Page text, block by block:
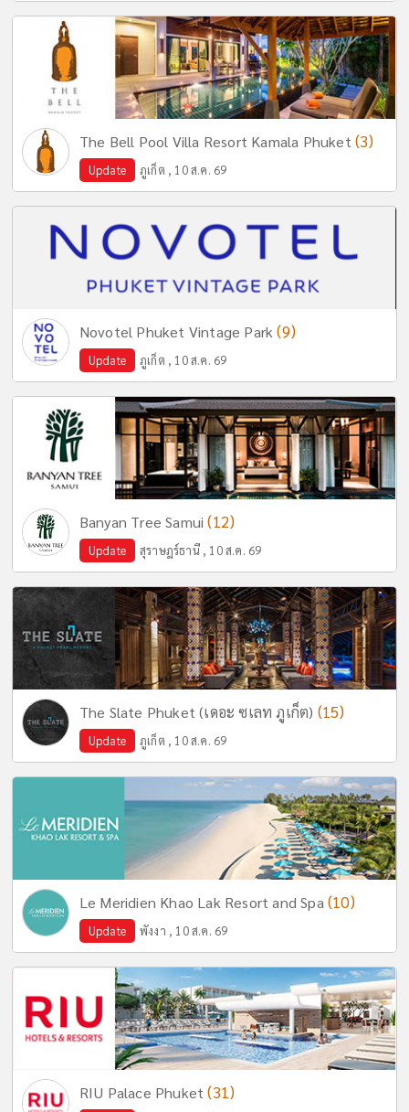
The Bell Pool Villa Resort Kamala Phuket (3)
Update ภูเก็ต , 10 ส.ค. 69
Novotel Phuket Vintage Park(9)
Update ภูเก็ต , 10 ส.ค. 69
Banyan Tree Samui(12)
Update สุราษฎร์ธานี , 10 ส.ค. 69
The Slate Phuket (เดอะ ซเลท ภูเก็ต) (15)
Update ภูเก็ต , 10 ส.ค. 69
Le Meridien Khao Lak Resort and Spa (10)
Update พังงา , 10 ส.ค. 69
RIU Palace Phuket(31)